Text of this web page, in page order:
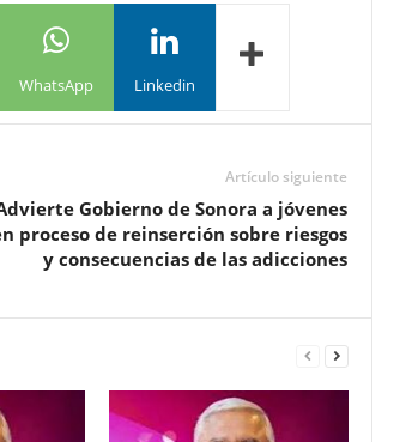
WhatsApp Linkedin
Artículo siguiente
Gobierno de Sonora a jóvenes
proceso de reinserción sobre riesgos
y consecuencias de las adicciones